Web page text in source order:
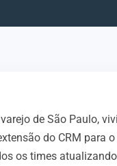
de São Paulo,
do CRM para
os times